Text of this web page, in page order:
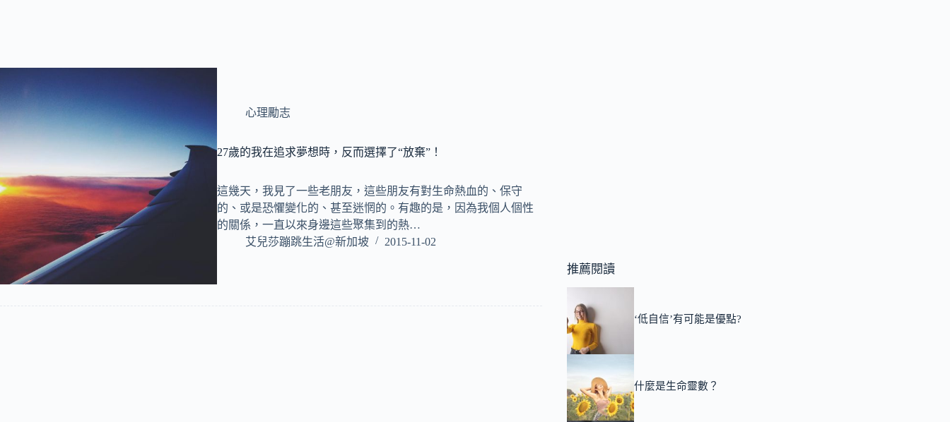
心理勵志
27歲的我在追求夢想時，反而選擇了“放棄”！
這幾天，我見了一些老朋友，這些朋友有對生命熱血的、保守
的、或是恐懼變化的、甚至迷惘的。有趣的是，因為我個人個性
的關係，一直以來身邊這些聚集到的熱…
艾兒莎蹦跳生活@新加坡
2015-11-02
推薦閱讀
‘低自信’有可能是優點?
什麼是生命靈數？